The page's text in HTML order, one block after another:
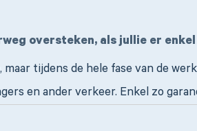
oversteken, als jullie er
tijdens de hele fase van de
en ander verkeer. Enkel zo